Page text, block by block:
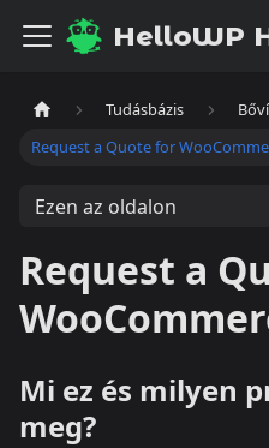
HelloWP
Tudásbázis
Request a Quote for
Ezen az oldalon
Request a
Mi ez és milyen
meg?